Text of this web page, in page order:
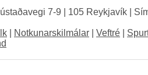
7-9 | 105 Reykjavík |
Notkunarskilmálar Veftré